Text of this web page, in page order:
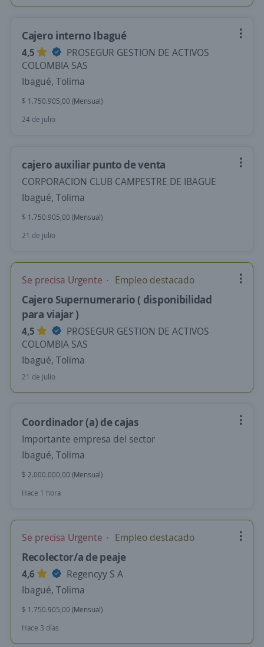
Cajero interno Ibagué
4,5
PROSEGUR GESTION DE ACTIVOS
COLOMBIA SAS
Ibagué, Tolima
$ 1.750.905,00 (Mensual)
24 de julio
cajero auxiliar punto de venta
CORPORACION CLUB CAMPESTRE DE IBAGUE
Ibagué, Tolima
$ 1.750.905,00 (Mensual)
21 de julio
Se precisa Urgente Empleo destacado
Cajero Supernumerario ( disponibilidad
para viajar )
4,5
PROSEGUR GESTION DE ACTIVOS
COLOMBIA SAS
Ibagué, Tolima
21 de julio
Coordinador (a) de cajas
Importante empresa del sector
Ibagué, Tolima
$ 2.000.000,00 (Mensual)
Hace 1 hora
Se precisa Urgente Empleo destacado
Recolector/a de peaje
4,6
Regencyy S A
Ibagué, Tolima
$ 1.750.905,00 (Mensual)
Hace 3 días